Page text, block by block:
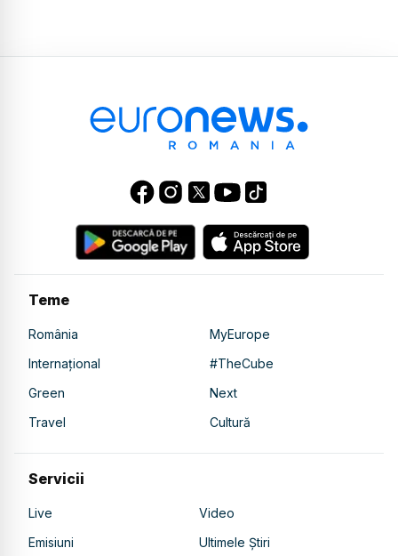
Teme
România
MyEurope
Internațional
#TheCube
Green
Next
Travel
Cultură
Servicii
Live
Video
Emisiuni
Ultimele Știri